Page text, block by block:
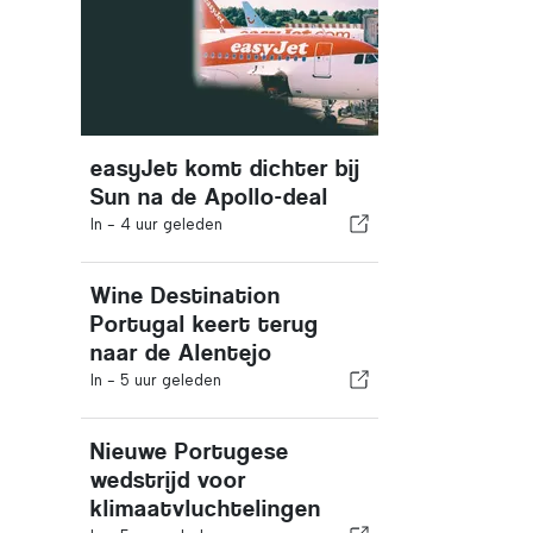
easyJet komt dichter bij
Sun na de Apollo-deal
In - 4 uur geleden
Wine Destination
Portugal keert terug
naar de Alentejo
In - 5 uur geleden
Nieuwe Portugese
wedstrijd voor
klimaatvluchtelingen